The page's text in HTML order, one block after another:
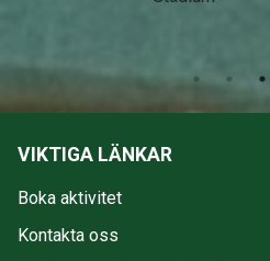
VIKTIGA LÄNKAR
Boka aktivitet
Kontakta oss